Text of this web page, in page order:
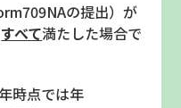
の提出）が
すべて満たした場合で
時点では年